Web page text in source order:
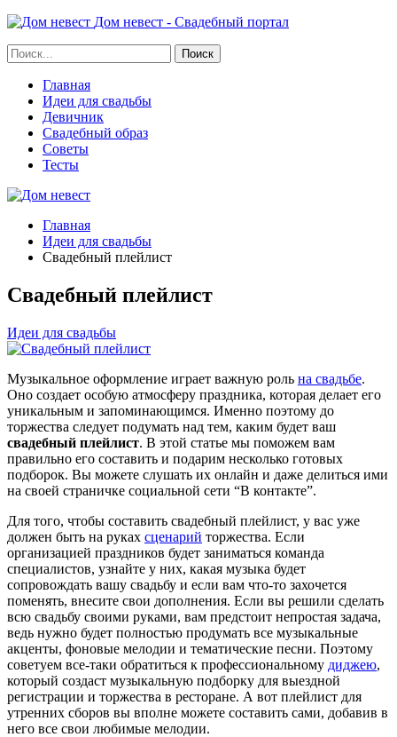
Дом невест - Свадебный портал
Главная
Идеи для свадьбы
Девичник
Свадебный образ
Советы
Тесты
Главная
Идеи для свадьбы
Свадебный плейлист
Свадебный плейлист
Идеи для свадьбы
Музыкальное оформление играет важную роль на свадьбе.
Оно создает особую атмосферу праздника, которая делает его
уникальным и запоминающимся. Именно поэтому до
торжества следует подумать над тем, каким будет ваш
свадебный плейлист. В этой статье мы поможем вам
правильно его составить и подарим несколько готовых
подборок. Вы можете слушать их онлайн и даже делиться ими
на своей страничке социальной сети “В контакте”.
Для того, чтобы составить свадебный плейлист, у вас уже
должен быть на руках сценарий торжества. Если
организацией праздников будет заниматься команда
специалистов, узнайте у них, какая музыка будет
сопровождать вашу свадьбу и если вам что-то захочется
поменять, внесите свои дополнения. Если вы решили сделать
всю свадьбу своими руками, вам предстоит непростая задача,
ведь нужно будет полностью продумать все музыкальные
акценты, фоновые мелодии и тематические песни. Поэтому
советуем все-таки обратиться к профессиональному диджею,
который создаст музыкальную подборку для выездной
регистрации и торжества в ресторане. А вот плейлист для
утренних сборов вы вполне можете составить сами, добавив в
него все свои любимые мелодии.